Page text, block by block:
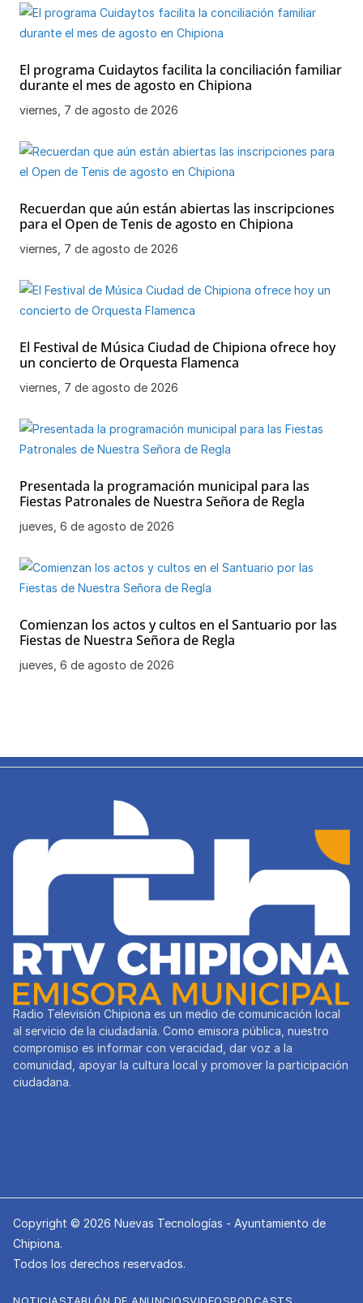
El programa Cuidaytos facilita la conciliación familiar
durante el mes de agosto en Chipiona
viernes, 7 de agosto de 2026
Recuerdan que aún están abiertas las inscripciones
para el Open de Tenis de agosto en Chipiona
viernes, 7 de agosto de 2026
El Festival de Música Ciudad de Chipiona ofrece hoy
un concierto de Orquesta Flamenca
viernes, 7 de agosto de 2026
Presentada la programación municipal para las
Fiestas Patronales de Nuestra Señora de Regla
jueves, 6 de agosto de 2026
Comienzan los actos y cultos en el Santuario por las
Fiestas de Nuestra Señora de Regla
jueves, 6 de agosto de 2026
Radio Televisión Chipiona es un medio de comunicación local
al servicio de la ciudadanía. Como emisora pública, nuestro
compromiso es informar con veracidad, dar voz a la
comunidad, apoyar la cultura local y promover la participación
ciudadana.
Copyright © 2026 Nuevas Tecnologías - Ayuntamiento de
Chipiona.
Todos los derechos reservados.